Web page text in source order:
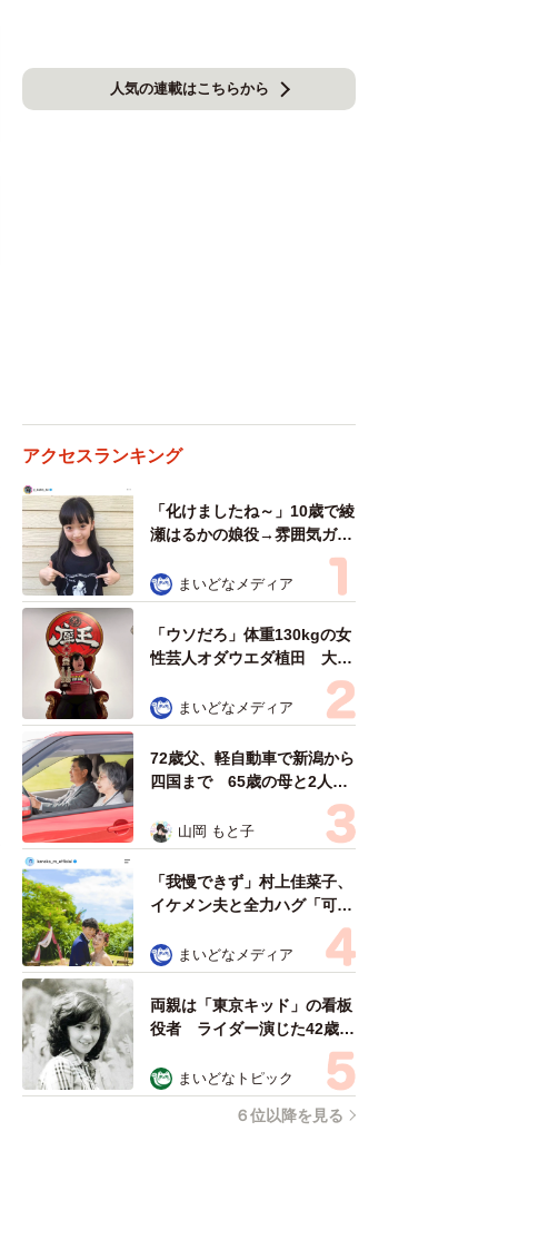
人気の連載はこちらから
アクセスランキング
「化けましたね～」10歳で綾
瀬はるかの娘役→雰囲気ガラ
リの18歳に成長 「メイクで
雰囲気が」「宝塚に入れそ
う」
まいどなメディア
「ウソだろ」体重130kgの女
性芸人オダウエダ植田 大学
時代のほっそり姿に「マジ
で」 まいどなメディア
72歳父、軽自動車で新潟から
四国まで 65歳の母と2人で
3泊4日の旅 パーキングの休
憩まで分刻み… 「大学生で
も組まねえよ！」
山岡 もと子
「我慢できず」村上佳菜子、
イケメン夫と全力ハグ「可愛
いふたり」「素敵なご夫婦」
まいどなメディア
両親は「東京キッド」の看板
役者 ライダー演じた42歳元
俳優が再婚妻との「ウエディ
ングフォト」計画を明言
「センスあるカメラマン求
まいどなトピック
６位以降を見る